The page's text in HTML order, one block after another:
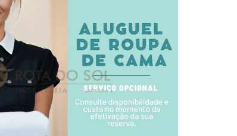
Termo e Condições para Reservar